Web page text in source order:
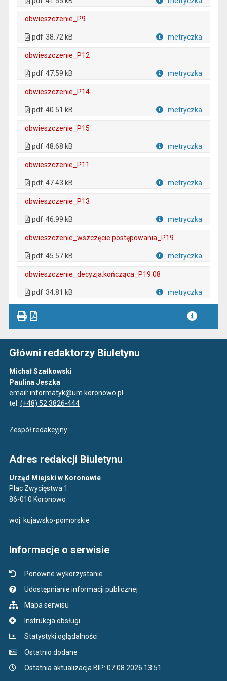
obwieszczenie_P9
pdf 38.72 kB metryczka
obwieszczenie_P12
pdf 47.59 kB metryczka
obwieszczenie_P14
pdf 40.51 kB metryczka
obwieszczenie_P15
pdf 48.68 kB metryczka
obwieszczenie_P11
pdf 47.43 kB metryczka
obwieszczenie_P13
pdf 46.99 kB metryczka
obwieszczenie_wszczęcie.postępowania_P19
pdf 45.57 kB metryczka
obwieszczenie_decyzja.kończąca_P19.08
pdf 34.81 kB metryczka
Główni redaktorzy Biuletynu
Michał Szałkowski
Paulina Jeszka
email: informatyk@um.koronowo.pl
tel: (+48) 52 3826-444
Zespół redakcyjny
Adres redakcji Biuletynu
Urząd Miejski w Koronowie
Plac Zwycięstwa 1
86-010 Koronowo
woj. kujawsko-pomorskie
Informacje o serwisie
Ponowne wykorzystanie
Udostępnianie informacji publicznej
Mapa serwisu
Instrukcja obsługi
Statystyki oglądalności
Ostatnio dodane
Ostatnia aktualizacja BIP: 07.08.2026 13:51